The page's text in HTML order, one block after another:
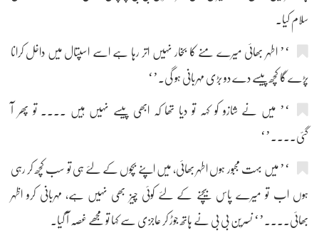
سلام کیا۔
‘’ اطہر بھائی میرے منے کا بخار نہیں اتر رہا ہے اسے اسپتال میں داخل کرانا
پڑے گا کچھ پیسے دے دو بڑی مہربانی ہو گی۔’‘
‘’ میں نے شازو کو کہہ تو دیا تھا کہ ابھی پیسے نہیں ہیں .... تو پھر آ
گئی....’‘
‘’ میں بہت مجبور ہوں اطہر بھائی، میں اپنے بچوں کے لئے ہی تو سب کچھ کر رہی
ہوں اب تو میرے پاس بیچنے کے لئے کوئی چیز بھی نہیں ہے، مہربانی کرو اظہر
بھائی....’‘ نسرین بی بی نے ہاتھ جوڑ کر عاجزی سے کہا تو مجھے غصہ آ گیا۔